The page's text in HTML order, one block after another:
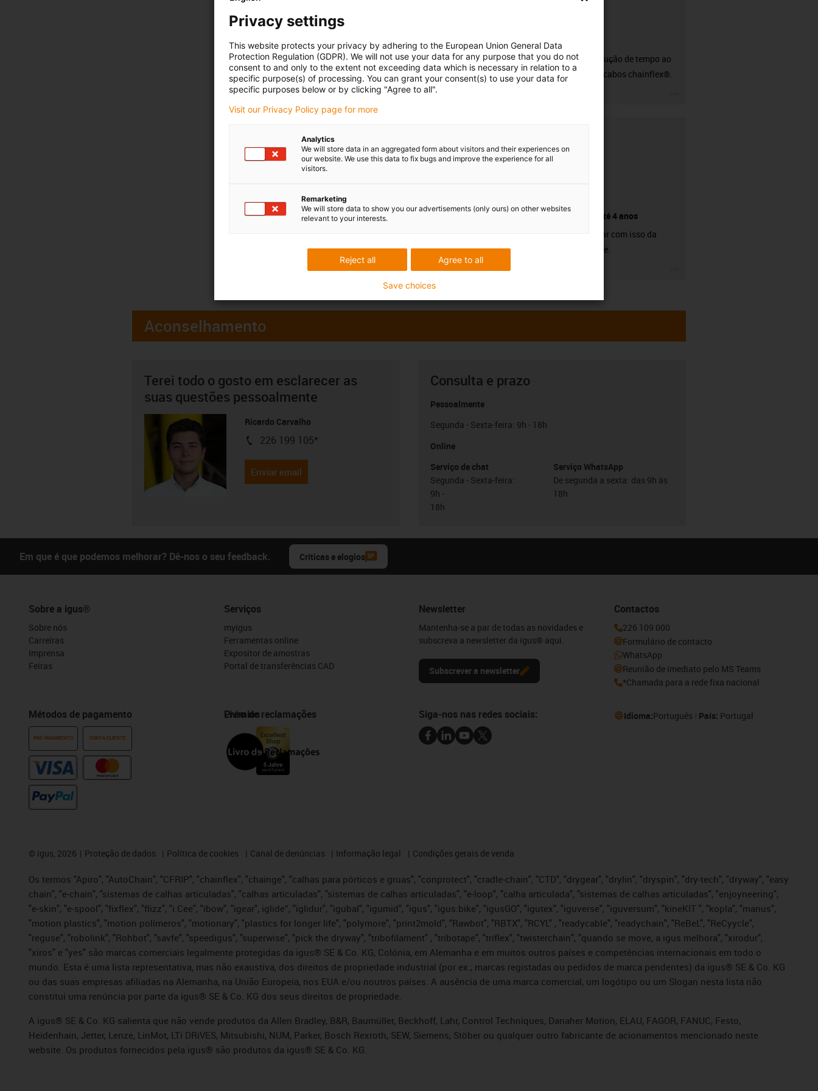
50% de redução de tempo ao
descarnar cabos chainflex®.
Garantia até 4 anos
Pode contar com isso da
nossa parte.
Aconselhamento
Terei todo o gosto em esclarecer as
suas questões pessoalmente
Ricardo Carvalho
igus-icon-phone
226 199 105*
Enviar email
Consulta e prazo
Pessoalmente
Segunda - Sexta-feira: 9h - 18h
Online
Serviço de chat
Segunda - Sexta-feira:
9h -
18h
Serviço WhatsApp
De segunda a sexta: das 9h às
18h
Em que é que podemos melhorar? Dê-nos o seu feedback. Críticas e elogios
Sobre a igus®
Sobre nós
Carreiras
Imprensa
Feiras
Métodos de pagamento
PRÉ-PAGAMENTO CONTA CLIENTE
Serviços
myigus
Ferramentas online
Expositor de amostras
Portal de transferências CAD
Prémios
Livro de reclamações
Newsletter
Mantenha-se a par de todas as novidades e
subscreva a newsletter da igus® aqui.
Subscrever a newsletter
Contactos
226 109 000
Formulário de contacto
WhatsApp
Reunião de imediato pelo MS Teams
*Chamada para a rede fixa nacional
Siga-nos nas redes sociais: Idioma:Português País: Portugal
© igus, 2026 Proteção de dados Política de cookies Canal de denúncias Informação legal Condições gerais de venda
Os termos "Apiro", "AutoChain", "CFRIP", "chainflex", "chainge", "calhas para pórticos e gruas", "conprotect", "cradle-chain", "CTD", "drygear", "drylin", "dryspin", "dry-tech", "dryway", "easy
chain", "e-chain", "sistemas de calhas articuladas", "calhas articuladas", "sistemas de calhas articuladas", "e-loop", "calha articulada", "sistemas de calhas articuladas", "enjoyneering",
"e-skin", "e-spool", "fixflex", "flizz", "i.Cee", "ibow", "igear", iglide”, "iglidur", "igubal", "igumid", "igus", "igus:bike", "igusGO", "igutex", "iguverse", "iguversum", "kineKIT ", "kopla", "manus",
"motion plastics", "motion polímeros", "motionary", "plastics for longer life", "polymore", "print2mold", "Rawbot", "RBTX", "RCYL" , "readycable", "readychain", "ReBeL", "ReCyycle",
"reguse", "robolink", "Rohbot", "savfe", "speedigus", "superwise", "pick the dryway", "tribofilament" , "tribotape", "triflex", "twisterchain", "quando se move, a igus melhora", "xirodur",
"xiros" e "yes" são marcas comerciais legalmente protegidas da igus® SE & Co. KG, Colónia, em Alemanha e em muitos outros países e competências internacionais em todo o
mundo. Esta é uma lista representativa, mas não exaustiva, dos direitos de propriedade industrial (por ex., marcas registadas ou pedidos de marca pendentes) da igus® SE & Co. KG
ou das suas empresas afiliadas na Alemanha, na União Europeia, nos EUA e/ou noutros países. A ausência de uma marca comercial, um logótipo ou um Slogan nesta lista não
constitui uma renúncia por parte da igus® SE & Co. KG dos seus direitos de propriedade.
A igus® SE & Co. KG salienta que não vende produtos da Allen Bradley, B&R, Baumüller, Beckhoff, Lahr, Control Techniques, Danaher Motion, ELAU, FAGOR, FANUC, Festo,
Heidenhain, Jetter, Lenze, LinMot, LTi DRiVES, Mitsubishi, NUM, Parker, Bosch Rexroth, SEW, Siemens, Stöber ou qualquer outro fabricante de acionamentos mencionado neste
website. Os produtos fornecidos pela igus® são produtos da igus® SE & Co. KG.
Privacy settings
This website protects your privacy by adhering to the European Union General Data
Protection Regulation (GDPR). We will not use your data for any purpose that you do not
consent to and only to the extent not exceeding data which is necessary in relation to a
specific purpose(s) of processing. You can grant your consent(s) to use your data for
specific purposes below or by clicking "Agree to all".
Visit our Privacy Policy page for more
Analytics
We will store data in an aggregated form about visitors and their experiences on
our website. We use this data to fix bugs and improve the experience for all
visitors.
Remarketing
We will store data to show you our advertisements (only ours) on other websites
relevant to your interests.
Agree to all
Reject all
Save choices